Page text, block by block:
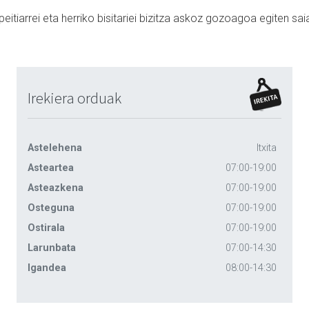
eta herriko bisitariei bizitza askoz gozoagoa egiten
Irekiera orduak
Astelehena
Itxita
Asteartea
07:00-19:00
Asteazkena
07:00-19:00
Osteguna
07:00-19:00
Ostirala
07:00-19:00
Larunbata
07:00-14:30
Igandea
08:00-14:30